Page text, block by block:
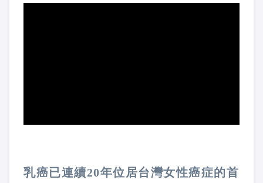
乳癌已連續20年位居台灣女性癌症的首